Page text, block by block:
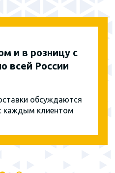
и в розницу с
всей России
обсуждаются
каждым клиентом